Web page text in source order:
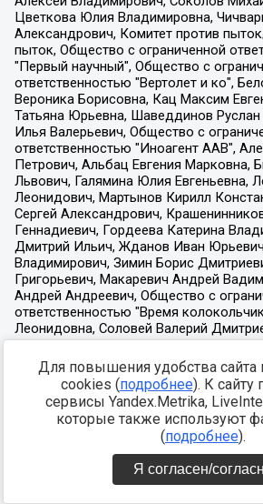
Для повышения удобства
cookies (подробнее). К
сервисы Yandex.Metrika,
которые также используют
(подробнее).
Я согласен/